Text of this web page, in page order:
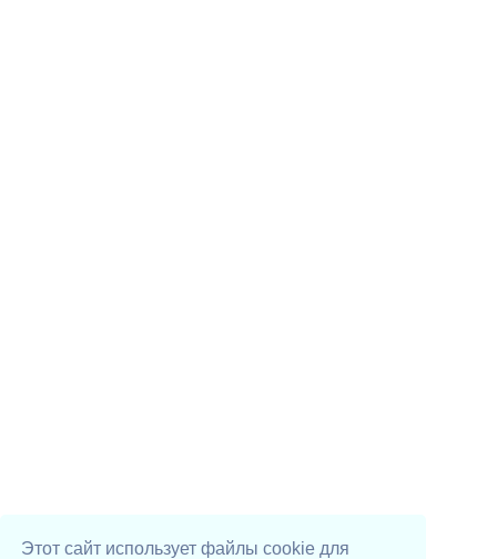
Этот сайт использует файлы cookie для